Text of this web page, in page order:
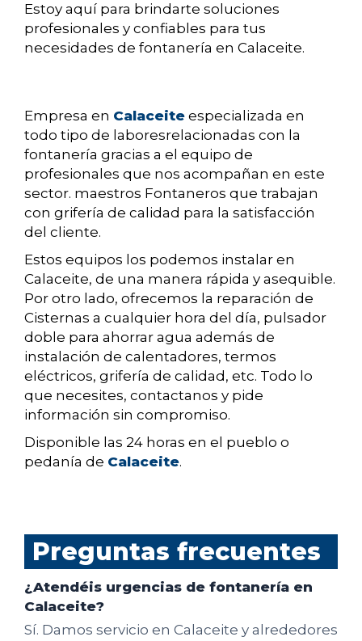
Estoy aquí para brindarte soluciones
profesionales y confiables para tus
necesidades de fontanería en Calaceite.
Empresa en Calaceite especializada en
todo tipo de laboresrelacionadas con la
fontanería gracias a el equipo de
profesionales que nos acompañan en este
sector. maestros Fontaneros que trabajan
con grifería de calidad para la satisfacción
del cliente.
Estos equipos los podemos instalar en
Calaceite, de una manera rápida y asequible.
Por otro lado, ofrecemos la reparación de
Cisternas a cualquier hora del día, pulsador
doble para ahorrar agua además de
instalación de calentadores, termos
eléctricos, grifería de calidad, etc. Todo lo
que necesites, contactanos y pide
información sin compromiso.
Disponible las 24 horas en el pueblo o
pedanía de Calaceite.
Preguntas frecuentes
¿Atendéis urgencias de fontanería en
Calaceite?
Sí. Damos servicio en Calaceite y alrededores